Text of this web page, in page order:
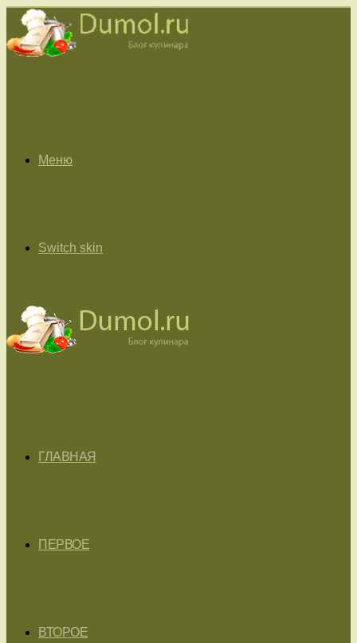
Меню
Switch skin
ГЛАВНАЯ
ПЕРВОЕ
ВТОРОЕ